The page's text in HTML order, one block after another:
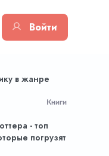
Войти
в жанре
Книги
- топ
погрузят